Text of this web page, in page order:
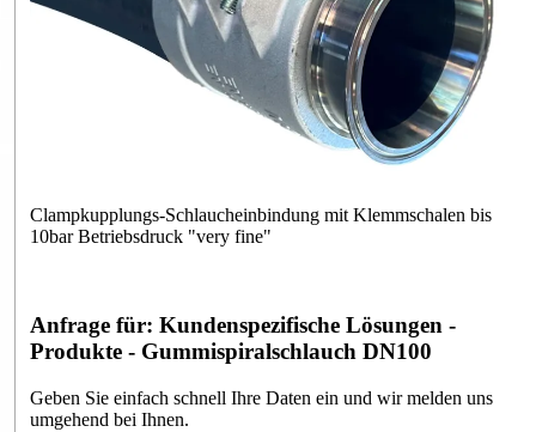
Clampkupplungs-Schlaucheinbindung mit Klemmschalen bis
10bar Betriebsdruck "very fine"
Anfrage für: Kundenspezifische Lösungen -
Produkte - Gummispiralschlauch DN100
Geben Sie einfach schnell Ihre Daten ein und wir melden uns
umgehend bei Ihnen.